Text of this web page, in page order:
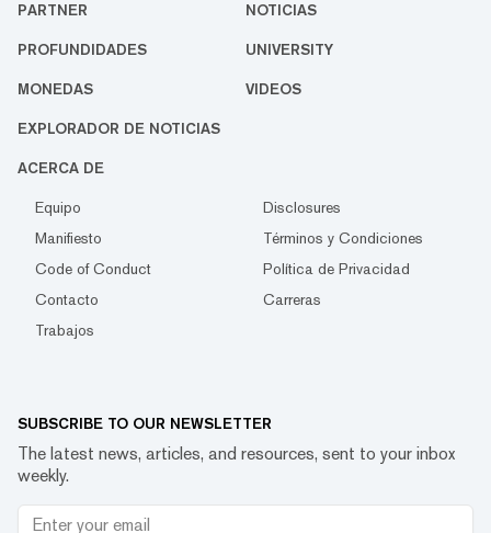
PARTNER NOTICIAS
PROFUNDIDADES UNIVERSITY
MONEDAS VIDEOS
EXPLORADOR DE NOTICIAS
ACERCA DE
Equipo
Disclosures
Manifiesto
Términos y Condiciones
Code of Conduct
Política de Privacidad
Contacto
Carreras
Trabajos
SUBSCRIBE TO OUR NEWSLETTER
The latest news, articles, and resources, sent to your inbox
weekly.